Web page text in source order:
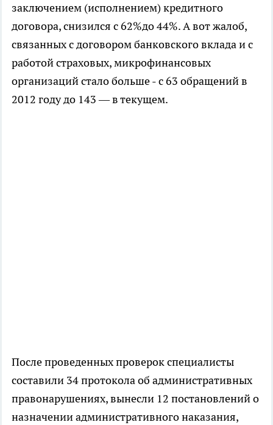
заключением (исполнением) кредитного
договора, снизился с 62%до 44%. А вот жалоб,
связанных с договором банковского вклада и с
работой страховых, микрофинансовых
организаций стало больше - с 63 обращений в
2012 году до 143 — в текущем.
После проведенных проверок специалисты
составили 34 протокола об административных
правонарушениях, вынесли 12 постановлений о
назначении административного наказания,